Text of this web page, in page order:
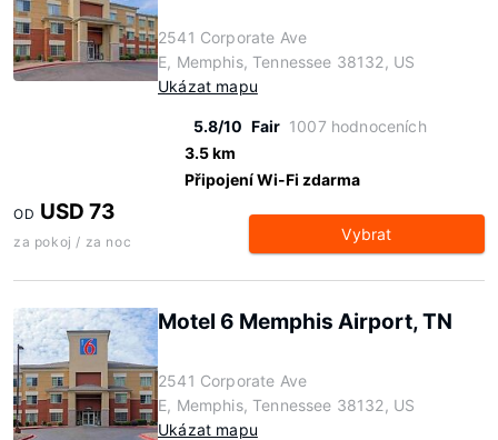
2541 Corporate Ave
E, Memphis, Tennessee 38132, US
Ukázat mapu
5.8/10 Fair 1007 hodnoceních
3.5 km
Připojení Wi-Fi zdarma
OD USD 73
za pokoj / za noc Vybrat
Motel 6 Memphis Airport, TN
2541 Corporate Ave
E, Memphis, Tennessee 38132, US
Ukázat mapu